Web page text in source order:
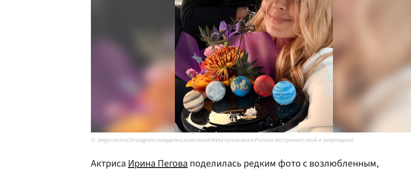
pegovairina/Instagram (владелец компания Meta признана в России экстремистской и запрещена)
АктрисаИрина Пеговаподелилась редким фото с возлюбленным,